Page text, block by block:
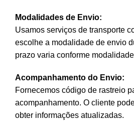
Modalidades de Envio:
Usamos serviços de transporte
escolhe a modalidade de envio
prazo varia conforme
Acompanhamento do Envio:
Fornecemos código de rastreio
acompanhamento. O cliente
obter informações atualizadas.